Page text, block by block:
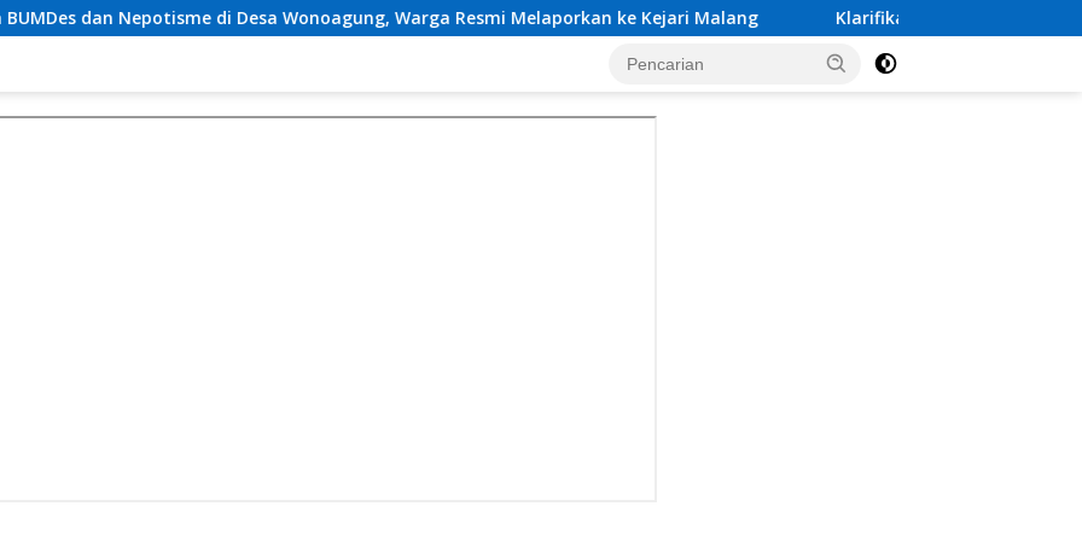
di Desa Wonoagung, Warga Resmi Melaporkan ke Kejari Malang Klarifikasi Tim Investigasi Dugaan Calo